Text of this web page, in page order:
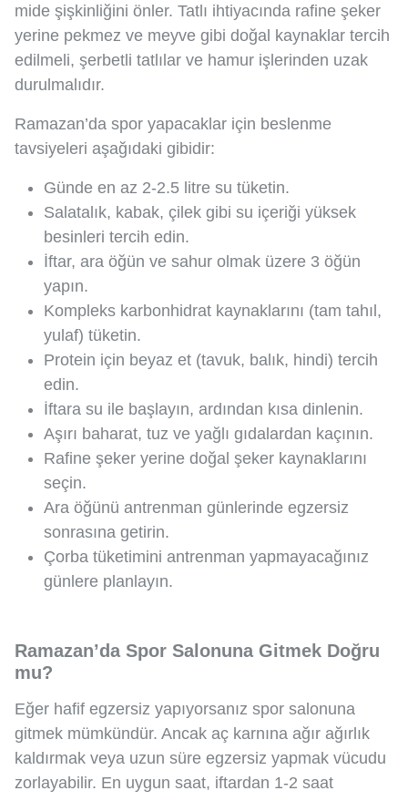
mide şişkinliğini önler. Tatlı ihtiyacında rafine şeker
yerine pekmez ve meyve gibi doğal kaynaklar tercih
edilmeli, şerbetli tatlılar ve hamur işlerinden uzak
durulmalıdır.
Ramazan’da spor yapacaklar için beslenme
tavsiyeleri aşağıdaki gibidir:
Günde en az 2-2.5 litre su tüketin.
Salatalık, kabak, çilek gibi su içeriği yüksek
besinleri tercih edin.
İftar, ara öğün ve sahur olmak üzere 3 öğün
yapın.
Kompleks karbonhidrat kaynaklarını (tam tahıl,
yulaf) tüketin.
Protein için beyaz et (tavuk, balık, hindi) tercih
edin.
İftara su ile başlayın, ardından kısa dinlenin.
Aşırı baharat, tuz ve yağlı gıdalardan kaçının.
Rafine şeker yerine doğal şeker kaynaklarını
seçin.
Ara öğünü antrenman günlerinde egzersiz
sonrasına getirin.
Çorba tüketimini antrenman yapmayacağınız
günlere planlayın.
Ramazan’da Spor Salonuna Gitmek Doğru
mu?
Eğer hafif egzersiz yapıyorsanız spor salonuna
gitmek mümkündür. Ancak aç karnına ağır ağırlık
kaldırmak veya uzun süre egzersiz yapmak vücudu
zorlayabilir. En uygun saat, iftardan 1-2 saat